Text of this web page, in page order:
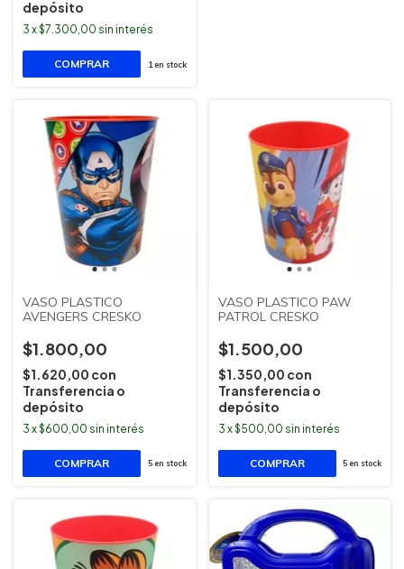
depósito
3 x$7.300,00 sin interés
1 en stock
VASO PLASTICO
AVENGERS CRESKO
$1.800,00
$1.620,00 con
Transferencia o
depósito
3 x$600,00 sin interés
5en stock
VASO PLASTICO PAW
PATROL CRESKO
$1.500,00
$1.350,00 con
Transferencia o
depósito
3 x$500,00 sin interés
5en stock